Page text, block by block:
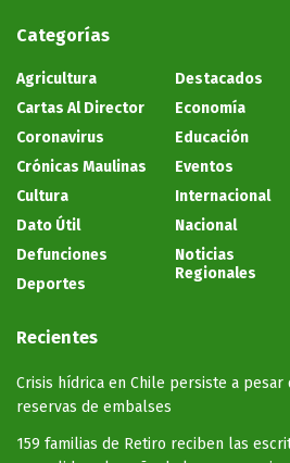
Categorías
Agricultura
Cartas Al Director
Coronavirus
Crónicas Maulinas
Cultura
Dato Útil
Defunciones
Deportes
Destacados
Economía
Educación
Eventos
Internacional
Nacional
Noticias
Regionales
Recientes
Crisis hídrica en Chile persiste a
reservas de embalses
159 familias de Retiro reciben las